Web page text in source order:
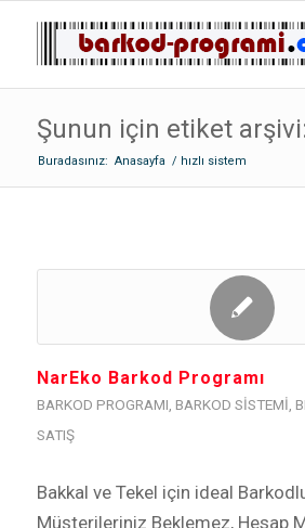
Şunun için etiket
Buradasınız: Anasayfa / hızlı sistem
NarEko Barkod Programı
BARKOD PROGRAMI BARKOD SISTEMI
SATIŞ
Bakkal ve Tekel için ideal
Müşterileriniz Beklemez, Hesap